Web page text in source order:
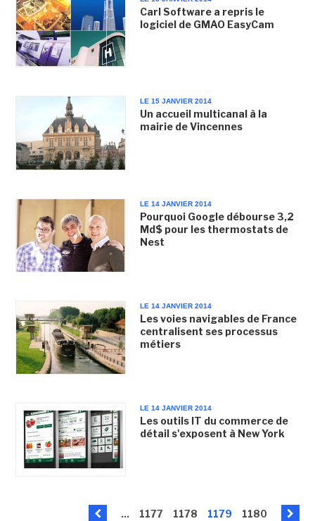
Carl Software a repris le
logiciel de GMAO EasyCam
LE 15 JANVIER 2014
Un accueil multicanal à la
mairie de Vincennes
LE 14 JANVIER 2014
Pourquoi Google débourse 3,2
Md$ pour les thermostats de
Nest
LE 14 JANVIER 2014
Les voies navigables de France
centralisent ses processus
métiers
LE 14 JANVIER 2014
Les outils IT du commerce de
détail s'exposent à New York
... 1177 1178 1179
1180